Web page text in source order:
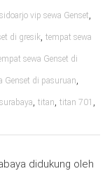
sidoarjo vip sewa Genset,
di gresik, tempat sewa
sewa Genset di
Genset di pasuruan,
, titan, titan 701 ,
didukung oleh